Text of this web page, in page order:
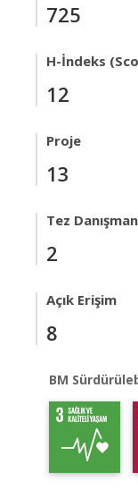
725
H-İndeks
12
Proje
13
Tez
2
Açık Erişim
8
BM